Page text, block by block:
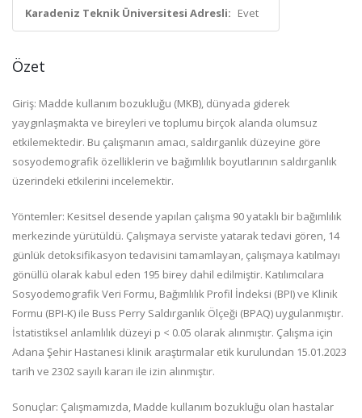
Karadeniz Teknik Üniversitesi Adresli: Evet
Özet
Giriş: Madde kullanım bozukluğu (MKB), dünyada giderek
yaygınlaşmakta ve bireyleri ve toplumu birçok alanda olumsuz
etkilemektedir. Bu çalışmanın amacı, saldırganlık düzeyine göre
sosyodemografik özelliklerin ve bağımlılık boyutlarının saldırganlık
üzerindeki etkilerini incelemektir.
Yöntemler: Kesitsel desende yapılan çalışma 90 yataklı bir bağımlılık
merkezinde yürütüldü. Çalışmaya serviste yatarak tedavi gören, 14
günlük detoksifikasyon tedavisini tamamlayan, çalışmaya katılmayı
gönüllü olarak kabul eden 195 birey dahil edilmiştir. Katılımcılara
Sosyodemografik Veri Formu, Bağımlılık Profil İndeksi (BPI) ve Klinik
Formu (BPI-K) ile Buss Perry Saldırganlık Ölçeği (BPAQ) uygulanmıştır.
İstatistiksel anlamlılık düzeyi p < 0.05 olarak alınmıştır. Çalışma için
Adana Şehir Hastanesi klinik araştırmalar etik kurulundan 15.01.2023
tarih ve 2302 sayılı kararı ile izin alınmıştır.
Sonuçlar: Çalışmamızda, Madde kullanım bozukluğu olan hastalar